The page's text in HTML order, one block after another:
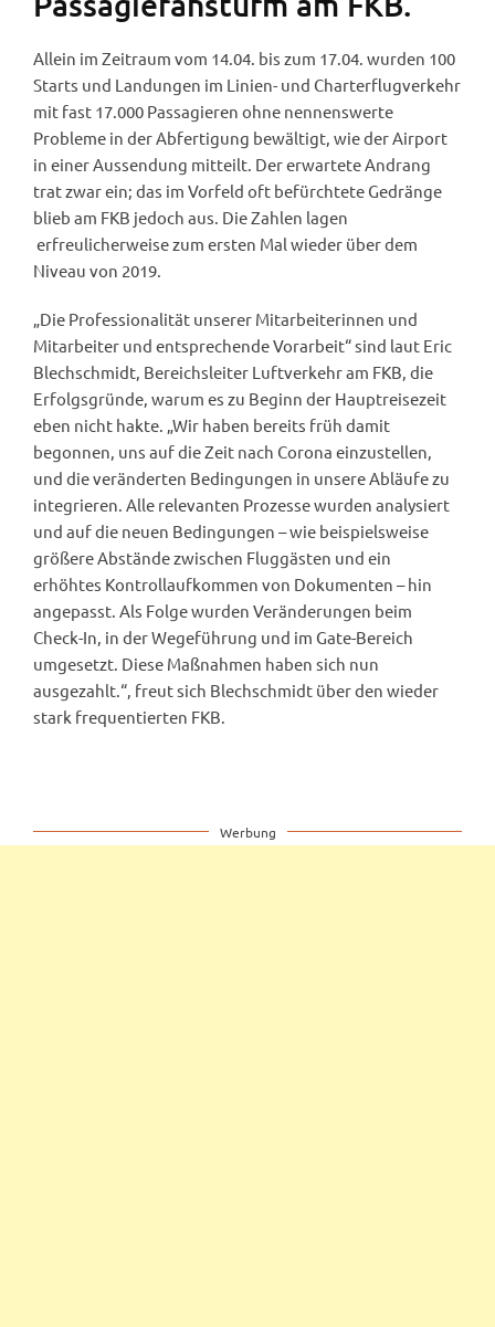
Allein im Zeitraum vom 14.04. bis zum 17.04. wurden 100
Starts und Landungen im Linien- und Charterflugverkehr
mit fast 17.000 Passagieren ohne nennenswerte
Probleme in der Abfertigung bewältigt, wie der Airport
in einer Aussendung mitteilt. Der erwartete Andrang
trat zwar ein; das im Vorfeld oft befürchtete Gedränge
blieb am FKB jedoch aus. Die Zahlen lagen
erfreulicherweise zum ersten Mal wieder über dem
Niveau von 2019.
„Die Professionalität unserer Mitarbeiterinnen und
Mitarbeiter und entsprechende Vorarbeit“ sind laut Eric
Blechschmidt, Bereichsleiter Luftverkehr am FKB, die
Erfolgsgründe, warum es zu Beginn der Hauptreisezeit
eben nicht hakte. „Wir haben bereits früh damit
begonnen, uns auf die Zeit nach Corona einzustellen,
und die veränderten Bedingungen in unsere Abläufe zu
integrieren. Alle relevanten Prozesse wurden analysiert
und auf die neuen Bedingungen – wie beispielsweise
größere Abstände zwischen Fluggästen und ein
erhöhtes Kontrollaufkommen von Dokumenten – hin
angepasst. Als Folge wurden Veränderungen beim
Check-In, in der Wegeführung und im Gate-Bereich
umgesetzt. Diese Maßnahmen haben sich nun
ausgezahlt.“, freut sich Blechschmidt über den wieder
stark frequentierten FKB.
Werbung